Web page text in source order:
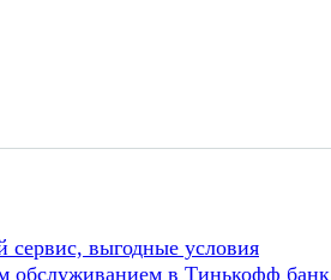
выгодные условия
обслуживанием в Тинькофф банк